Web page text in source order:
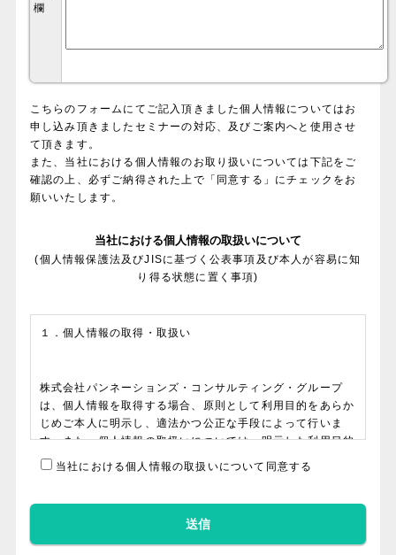
欄
こちらのフォームにてご記入頂きました個人情報についてはお
申し込み頂きましたセミナーの対応、及びご案内へと使用させ
て頂きます。
また、当社における個人情報のお取り扱いについては下記をご
確認の上、必ずご納得された上で「同意する」にチェックをお
願いいたします。
当社における個人情報の取扱いについて
(個人情報保護法及びJISに基づく公表事項及び本人が容易に知
り得る状態に置く事項)
１．個人情報の取得・取扱い
株式会社パンネーションズ・コンサルティング・グループ
は、個人情報を取得する場合、原則として利用目的をあらか
じめご本人に明示し、適法かつ公正な手段によって行いま
す。また、個人情報の取扱いについては、明示した利用目的
の達成に必要な範囲内にとどめ、利用目的を変更する場合に
はご本人から同意を得ることとします。 取得に際しての個
に利用できない場合などがございます。
当社における個人情報の取扱いについて同意する